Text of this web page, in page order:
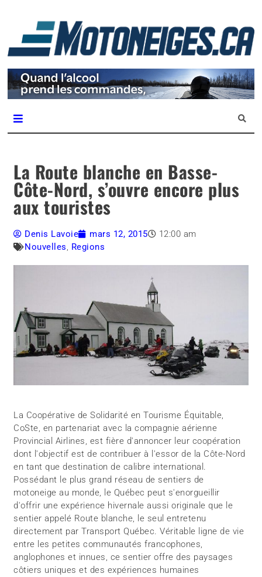
Magazine Motoneiges.ca
La Route blanche en Basse-
Côte-Nord, s’ouvre encore plus
aux touristes
Denis Lavoie mars 12, 2015
12:00 am
Nouvelles, Regions
La Coopérative de Solidarité en Tourisme Équitable,
CoSte, en partenariat avec la compagnie aérienne
Provincial Airlines, est fière d'annoncer leur coopération
dont l'objectif est de contribuer à l'essor de la Côte-Nord
en tant que destination de calibre international.
Possédant le plus grand réseau de sentiers de
motoneige au monde, le Québec peut s'enorgueillir
d'offrir une expérience hivernale aussi originale que le
sentier appelé Route blanche, le seul entretenu
directement par Transport Québec. Véritable ligne de vie
entre les petites communautés francophones,
anglophones et innues, ce sentier offre des paysages
côtiers uniques et des expériences humaines